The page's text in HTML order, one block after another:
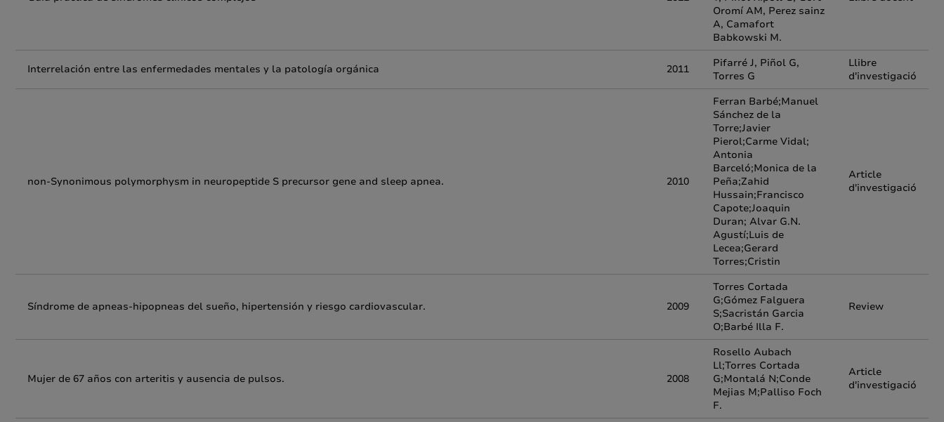
Oromí AM, Perez sainz
A, Camafort
Babkowski M.
Interrelación entre las enfermedades mentales y la patología orgánica 2011
Pifarré J, Piñol G,
Torres G
Llibre
d'investigació
non-Synonimous polymorphysm in neuropeptide S precursor gene and sleep apnea. 2010
Ferran Barbé;Manuel
Sánchez de la
Torre;Javier
Pierol;Carme Vidal;
Antonia
Barceló;Monica de la
Peña;Zahid
Hussain;Francisco
Capote;Joaquin
Duran; Alvar G.N.
Agustí;Luis de
Lecea;Gerard
Torres;Cristin
Article
d'investigació
Síndrome de apneas-hipopneas del sueño, hipertensión y riesgo cardiovascular. 2009
Torres Cortada
G;Gómez Falguera
S;Sacristán Garcia
O;Barbé Illa F.
Review
Mujer de 67 años con arteritis y ausencia de pulsos. 2008
Rosello Aubach
Ll;Torres Cortada
G;Montalá N;Conde
Mejias M;Palliso Foch
F.
Article
d'investigació